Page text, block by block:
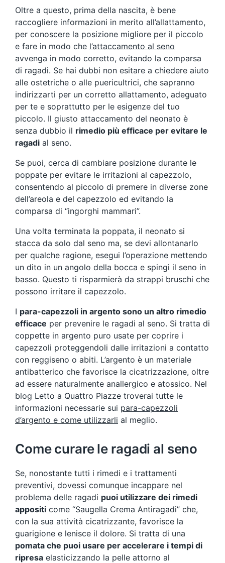
Oltre a questo, prima della nascita, è bene
raccogliere informazioni in merito all’allattamento,
per conoscere la posizione migliore per il piccolo
e fare in modo che l’attaccamento al seno
avvenga in modo corretto, evitando la comparsa
di ragadi. Se hai dubbi non esitare a chiedere aiuto
alle ostetriche o alle puericultrici, che sapranno
indirizzarti per un corretto allattamento, adeguato
per te e soprattutto per le esigenze del tuo
piccolo. Il giusto attaccamento del neonato è
senza dubbio il rimedio più efficace per evitare le
ragadi al seno.
Se puoi, cerca di cambiare posizione durante le
poppate per evitare le irritazioni al capezzolo,
consentendo al piccolo di premere in diverse zone
dell’areola e del capezzolo ed evitando la
comparsa di “ingorghi mammari”.
Una volta terminata la poppata, il neonato si
stacca da solo dal seno ma, se devi allontanarlo
per qualche ragione, esegui l’operazione mettendo
un dito in un angolo della bocca e spingi il seno in
basso. Questo ti risparmierà da strappi bruschi che
possono irritare il capezzolo.
I para-capezzoli in argento sono un altro rimedio
efficace per prevenire le ragadi al seno. Si tratta di
coppette in argento puro usate per coprire i
capezzoli proteggendoli dalle irritazioni a contatto
con reggiseno o abiti. L’argento è un materiale
antibatterico che favorisce la cicatrizzazione, oltre
ad essere naturalmente anallergico e atossico. Nel
blog Letto a Quattro Piazze troverai tutte le
informazioni necessarie sui para-capezzoli
d’argento e come utilizzarli al meglio.
Come curare le ragadi al seno
Se, nonostante tutti i rimedi e i trattamenti
preventivi, dovessi comunque incappare nel
problema delle ragadi puoi utilizzare dei rimedi
appositi come “Saugella Crema Antiragadi” che,
con la sua attività cicatrizzante, favorisce la
guarigione e lenisce il dolore. Si tratta di una
pomata che puoi usare per accelerare i tempi di
ripresa elasticizzando la pelle attorno al